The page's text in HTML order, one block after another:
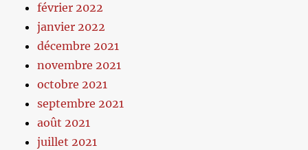
février 2022
janvier 2022
décembre 2021
novembre 2021
octobre 2021
septembre 2021
août 2021
juillet 2021